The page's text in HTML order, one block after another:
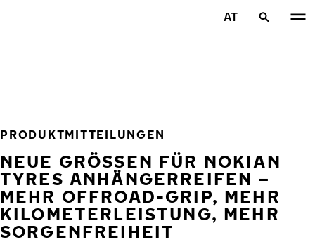
AT
PRODUKTMITTEILUNGEN
NEUE GRÖSSEN FÜR NOKIAN T
YRES ANHÄNGERREIFEN – M
EHR OFFROAD-GRIP, MEHR K
ILOMETERLEISTUNG, MEHR S
ORGENFREIHEIT